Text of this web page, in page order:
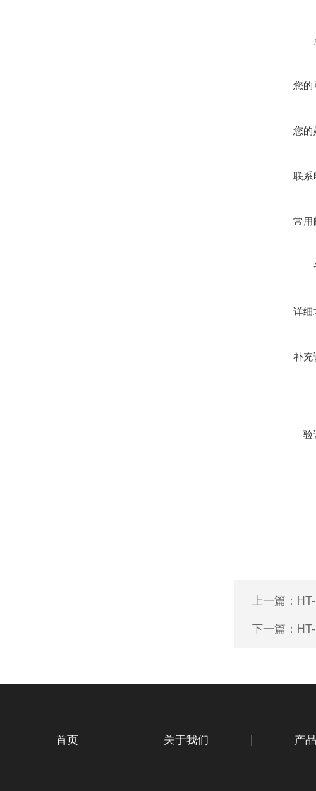
您的
您的
联系
常用
详细
补充
验
上一篇：
下一篇：
首页 关于我们 产